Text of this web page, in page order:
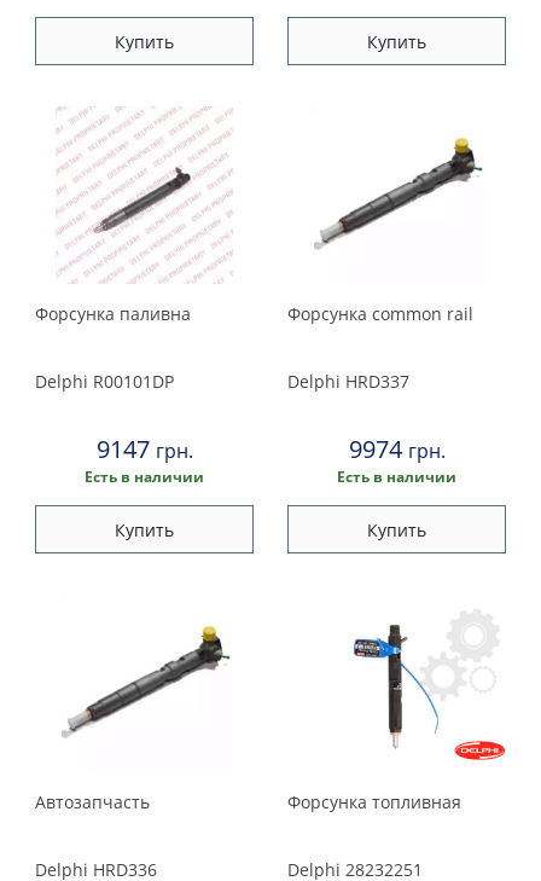
Купить Купить
Форсунка паливна
Delphi R00101DP
9147 грн.
Есть в наличии
Купить
Форсунка common rail
Delphi HRD337
9974 грн.
Есть в наличии
Купить
Автозапчасть
Delphi HRD336
Форсунка топливная
Delphi 28232251